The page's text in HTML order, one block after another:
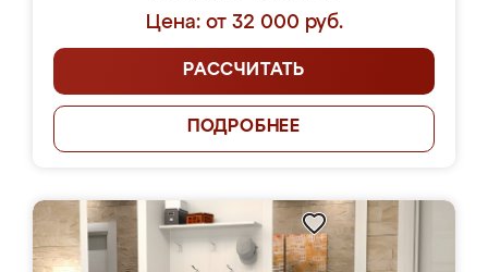
Цена: от 32 000 руб.
РАССЧИТАТЬ
ПОДРОБНЕЕ